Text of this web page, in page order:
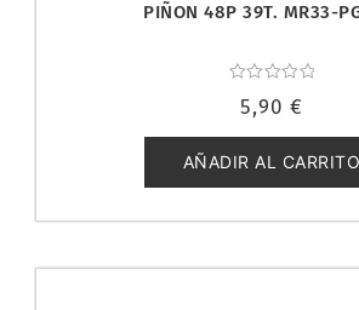
PIÑON 48P 39T. MR33-
con
de
5
5,90 €
AÑADIR AL CARRITO